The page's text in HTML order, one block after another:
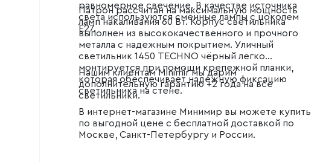
равномерное свечение. В качестве источника
света используются сменные лампы с цоколем
E27.
Патрон рассчитан на максимальную мощность
ламп накаливания 60 Вт. Корпус светильника
выполнен из высококачественного и прочного
металла с надежным покрытием. Уличный
светильник 1450 TECHNO чёрный легко
монтируется при помощи крепежной планки,
которая обеспечивает надежную фиксацию
светильника на стене.
Нашим клиентам Minimir мы дарим
дополнительную гарантию +2 года на все
светильники.
В интернет-магазине Минимир вы можете купить
по выгодной цене с бесплатной доставкой по
Москве, Санкт-Петербургу и России.